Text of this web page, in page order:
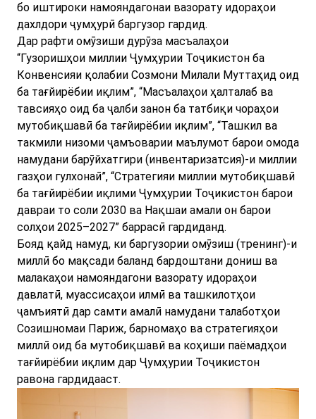
бо иштироки намояндагонаи вазорату идораҳои
дахлдори ҷумҳурӣ баргузор гардид.
Дар рафти омӯзиши дурӯза масъалаҳои
“Гузоришҳои миллии Ҷумҳурии Тоҷикистон ба
Конвенсияи қолабии Созмони Милали Муттаҳид оид
ба тағйирёбии иқлим”, “Масъалаҳои ҳалталаб ва
тавсияҳо оид ба ҷалби занон ба татбиқи чораҳои
мутобиқшавӣ ба тағйирёбии иқлим”, “Ташкил ва
такмили низоми ҷамъоварии маълумот барои омода
намудани барӯйхатгири (инвентаризатсия)-и миллии
газҳои гулхонаӣ”, “Стратегияи миллии мутобиқшавӣ
ба тағйирёбии иқлими Ҷумҳурии Тоҷикистон барои
давраи то соли 2030 ва Нақшаи амали он барои
солҳои 2025–2027” баррасӣ гардиданд.
Бояд қайд намуд, ки баргузории омӯзиш (тренинг)-и
миллӣ бо мақсади баланд бардоштани дониш ва
малакаҳои намояндагони вазорату идораҳои
давлатӣ, муассисаҳои илмӣ ва ташкилотҳои
ҷамъиятӣ дар самти амалӣ намудани талаботҳои
Созишномаи Париж, барномаҳо ва стратегияҳои
миллӣ оид ба мутобиқшавӣ ва коҳиши паёмадҳои
тағйирёбии иқлим дар Ҷумҳурии Тоҷикистон
равона гардидааст.